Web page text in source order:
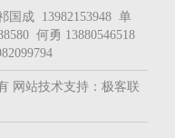
国成 13982153948 单
何勇 13880546518
网站技术支持： 极客联